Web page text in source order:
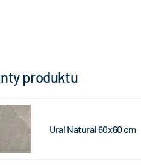
produktu
Ural Natural 60x60 cm